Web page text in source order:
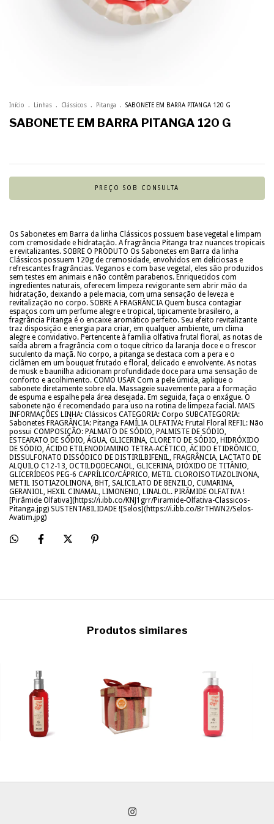
Início . Linhas . Clássicos . Pitanga . SABONETE EM BARRA PITANGA 120 G
SABONETE EM BARRA PITANGA 120 G
Os Sabonetes em Barra da linha Clássicos possuem base vegetal e limpam
com cremosidade e hidratação. A fragrância Pitanga traz nuances tropicais
e revitalizantes. SOBRE O PRODUTO Os Sabonetes em Barra da linha
Clássicos possuem 120g de cremosidade, envolvidos em deliciosas e
refrescantes fragrâncias. Veganos e com base vegetal, eles são produzidos
sem testes em animais e não contêm parabenos. Enriquecidos com
ingredientes naturais, oferecem limpeza revigorante sem abrir mão da
hidratação, deixando a pele macia, com uma sensação de leveza e
revitalização no corpo. SOBRE A FRAGRÂNCIA Quem busca contagiar
espaços com um perfume alegre e tropical, tipicamente brasileiro, a
fragrância Pitanga é o encaixe aromático perfeito. Seu efeito revitalizante
traz disposição e energia para criar, em qualquer ambiente, um clima
alegre e convidativo. Pertencente à família olfativa frutal floral, as notas de
saída abrem a fragrância com o toque cítrico da laranja doce e o frescor
suculento da maçã. No corpo, a pitanga se destaca com a pera e o
ciclâmen em um bouquet frutado e floral, delicado e envolvente. As notas
de musk e baunilha adicionam profundidade doce para uma sensação de
conforto e acolhimento. COMO USAR Com a pele úmida, aplique o
sabonete diretamente sobre ela. Massageie suavemente para a formação
de espuma e espalhe pela área desejada. Em seguida, faça o enxágue. O
sabonete não é recomendado para uso na rotina de limpeza facial. MAIS
INFORMAÇÕES LINHA: Clássicos CATEGORIA: Corpo SUBCATEGORIA:
Sabonetes FRAGRÂNCIA: Pitanga FAMÍLIA OLFATIVA: Frutal Floral REFIL: Não
possui COMPOSIÇÃO: PALMATO DE SÓDIO, PALMISTE DE SÓDIO,
ESTEARATO DE SÓDIO, ÁGUA, GLICERINA, CLORETO DE SÓDIO, HIDRÓXIDO
DE SÓDIO, ÁCIDO ETILENODIAMINO TETRA-ACÉTICO, ÁCIDO ETIDRÔNICO,
DISSULFONATO DISSÓDICO DE DISTIRILBIFENIL, FRAGRÂNCIA, LACTATO DE
ALQUILO C12-13, OCTILDODECANOL, GLICERINA, DIÓXIDO DE TITÂNIO,
GLICERÍDEOS PEG-6 CAPRÍLICO/CÁPRICO, METIL CLOROISOTIAZOLINONA,
METIL ISOTIAZOLINONA, BHT, SALICILATO DE BENZILO, CUMARINA,
GERANIOL, HEXIL CINAMAL, LIMONENO, LINALOL. PIRÂMIDE OLFATIVA !
[Pirâmide Olfativa](https://i.ibb.co/KNJ1grr/Piramide-Olfativa-Classicos-
Pitanga.jpg) SUSTENTABILIDADE ![Selos](https://i.ibb.co/BrTHWN2/Selos-
Avatim.jpg)
Produtos similares